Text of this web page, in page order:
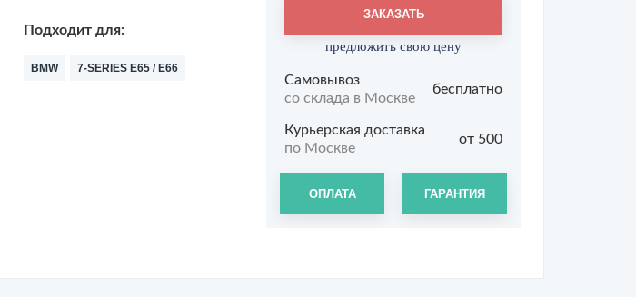
Подходит для:
BMW 7-SERIES E65 / E66
ЗАКАЗАТЬ
предложить свою цену
Самовывоз
со склада в Москве
бесплатно
Курьерская доставка
по Москве
от 500
ОПЛАТА ГАРАНТИЯ